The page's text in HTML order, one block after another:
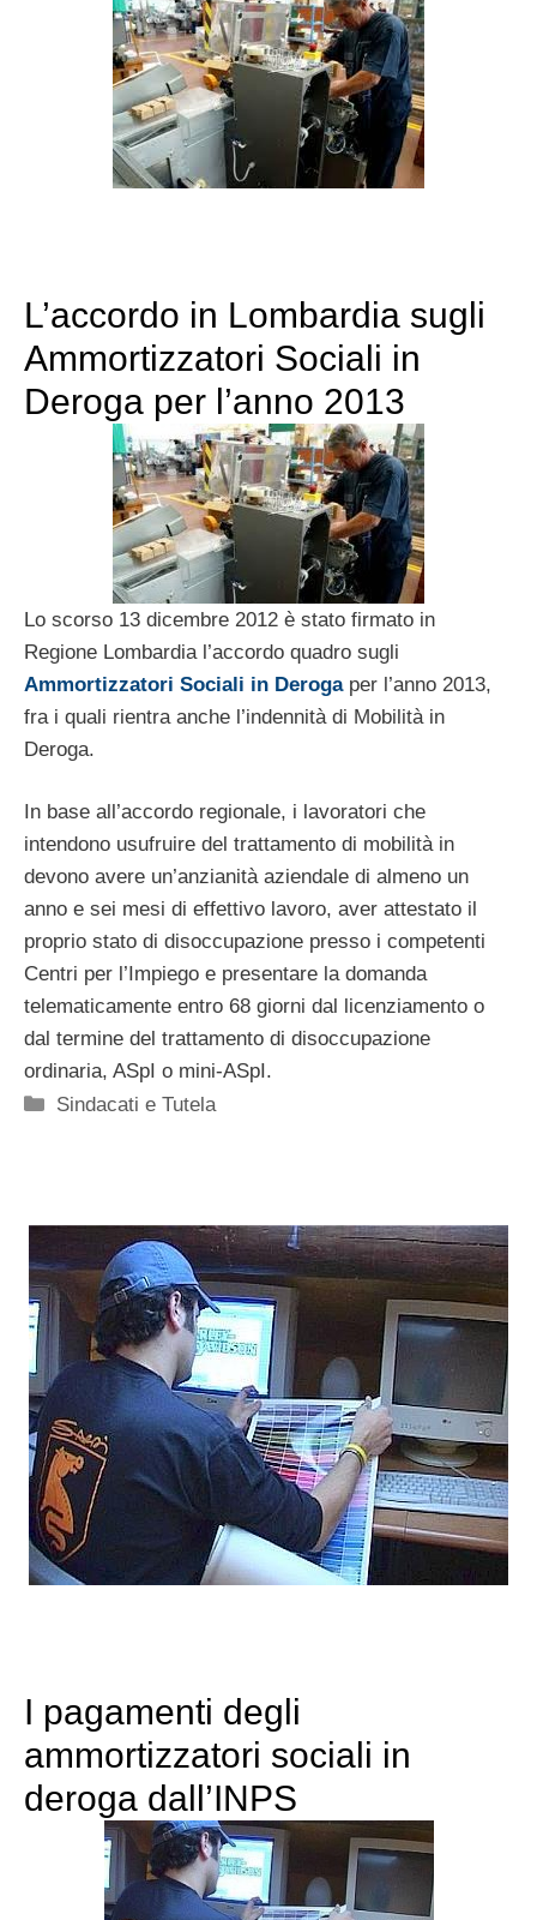
L’accordo in Lombardia sugli
Ammortizzatori Sociali in
Deroga per l’anno 2013
Lo scorso 13 dicembre 2012 è stato firmato in
Regione Lombardia l’accordo quadro sugli
Ammortizzatori Sociali in Derogaper l’anno 2013,
fra i quali rientra anche l’indennità di Mobilità in
Deroga.
In base all’accordo regionale, i lavoratori che
intendono usufruire del trattamento di mobilità in
devono avere un’anzianità aziendale di almeno un
anno e sei mesi di effettivo lavoro, aver attestato il
proprio stato di disoccupazione presso i competenti
Centri per l’Impiego e presentare la domanda
telematicamente entro 68 giorni dal licenziamento o
dal termine del trattamento di disoccupazione
ordinaria, ASpI o mini-ASpI.
Categorie
Sindacati e Tutela
I pagamenti degli
ammortizzatori sociali in
deroga dall’INPS